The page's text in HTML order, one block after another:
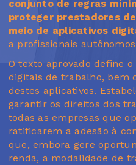
conjunto de regras
proteger prestadores
meio de aplicativos
a profissionais
O texto aprovado define
digitais de trabalho, bem
destes aplicativos.
garantir os direitos dos
todas as empresas que
ratificarem a adesão à
que, embora gere
renda, a modalidade de